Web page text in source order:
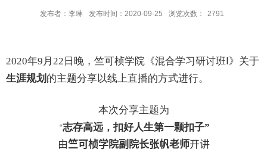
发布者：李琳 发布时间：2020-09-25 浏览次数： 2791
2020年9 月 22 日晚，竺可桢学院《混合学习研讨班Ⅰ》关于
生涯规划 的主题分享以线上直播的方式进行。
本次分享主题为
“志存高远，扣好人生第一颗扣子”
由竺可桢学院副院长张帆老师开讲